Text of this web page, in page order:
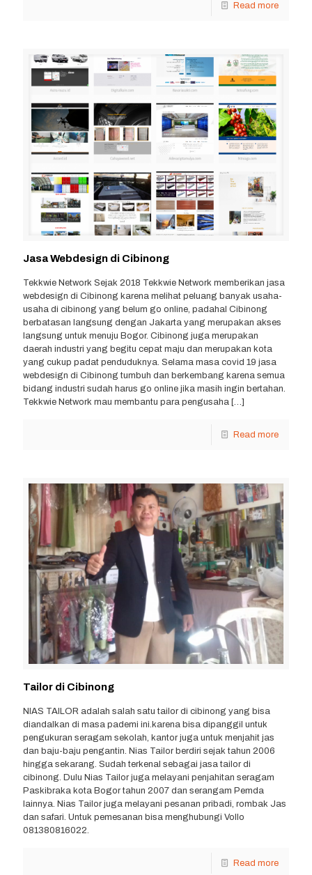
Read more
Jasa Webdesign di Cibinong
Tekkwie Network Sejak 2018 Tekkwie Network memberikan jasa
webdesign di Cibinong karena melihat peluang banyak usaha-
usaha di cibinong yang belum go online, padahal Cibinong
berbatasan langsung dengan Jakarta yang merupakan akses
langsung untuk menuju Bogor. Cibinong juga merupakan
daerah industri yang begitu cepat maju dan merupakan kota
yang cukup padat penduduknya. Selama masa covid 19 jasa
webdesign di Cibinong tumbuh dan berkembang karena semua
bidang industri sudah harus go online jika masih ingin bertahan.
Tekkwie Network mau membantu para pengusaha […]
Read more
Tailor di Cibinong
NIAS TAILOR adalah salah satu tailor di cibinong yang bisa
diandalkan di masa pademi ini.karena bisa dipanggil untuk
pengukuran seragam sekolah, kantor juga untuk menjahit jas
dan baju-baju pengantin. Nias Tailor berdiri sejak tahun 2006
hingga sekarang. Sudah terkenal sebagai jasa tailor di
cibinong. Dulu Nias Tailor juga melayani penjahitan seragam
Paskibraka kota Bogor tahun 2007 dan serangam Pemda
lainnya. Nias Tailor juga melayani pesanan pribadi, rombak Jas
dan safari. Untuk pemesanan bisa menghubungi Vollo
081380816022.
Read more